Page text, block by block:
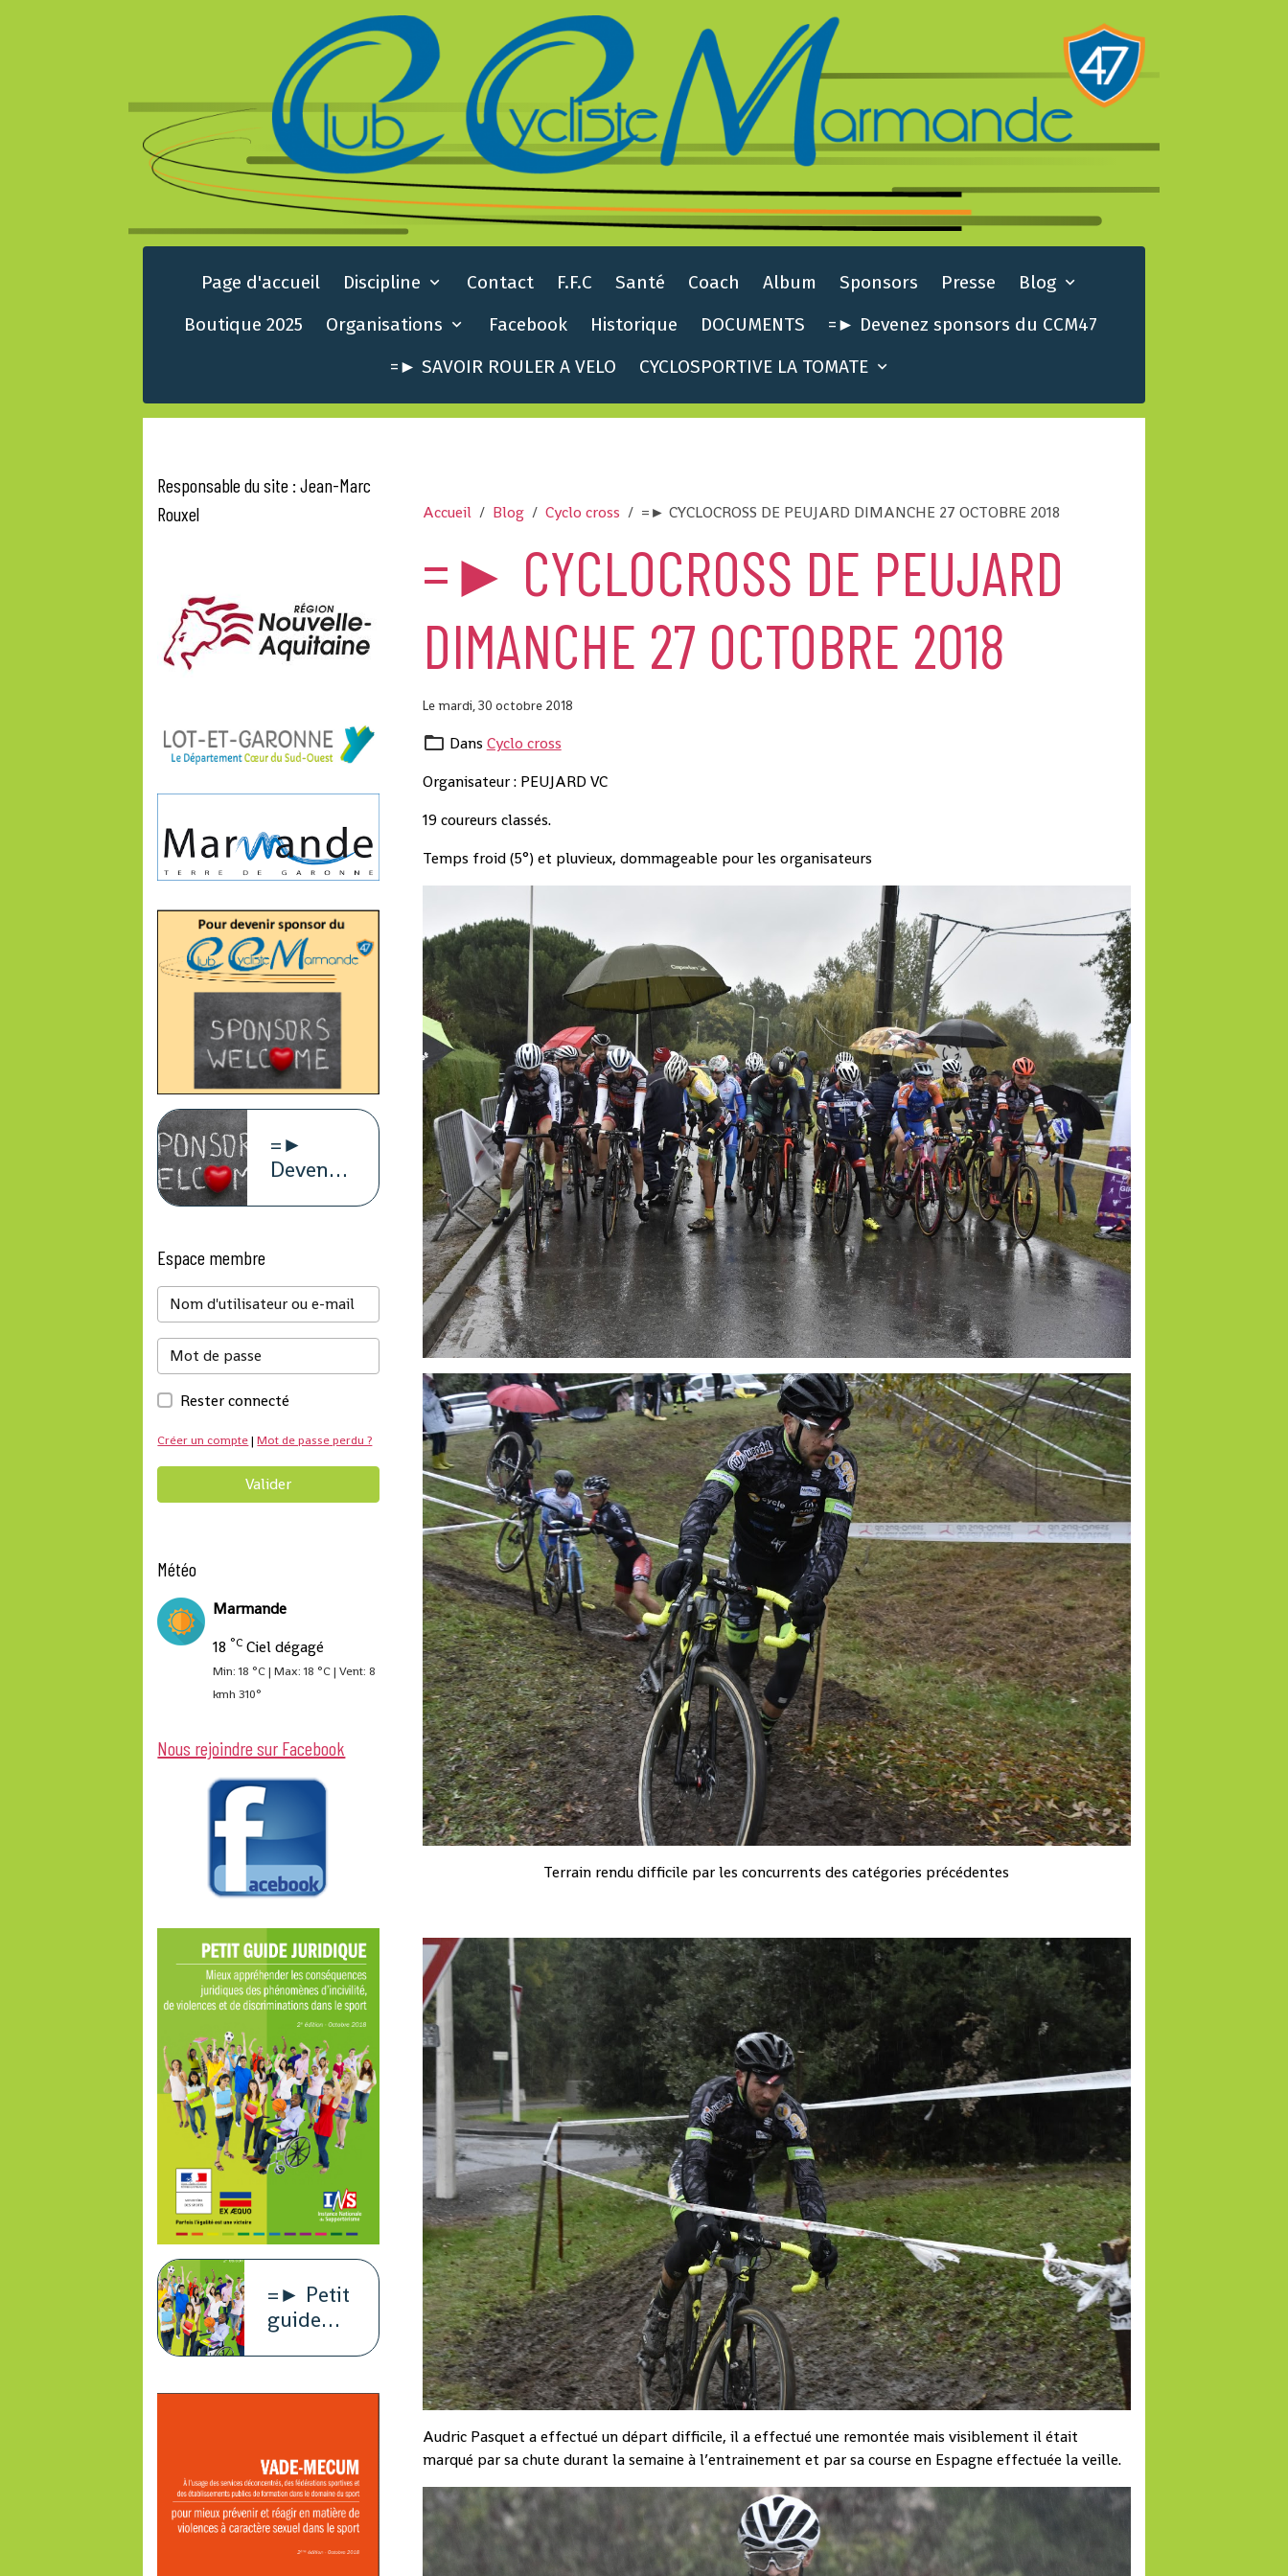
Page d'accueil Discipline Contact F.F.C Santé Coach Album Sponsors Presse
Blog
Boutique 2025
Organisations Facebook Historique DOCUMENTS
=► Devenez sponsors du CCM47
=► SAVOIR ROULER A VELO
CYCLOSPORTIVE LA TOMATE
Accueil Blog Cyclo cross =► CYCLOCROSS DE PEUJARD DIMANCHE 27 OCTOBRE 2018
=► CYCLOCROSS DE PEUJARD
DIMANCHE 27 OCTOBRE 2018
Le mardi, 30 octobre 2018
Dans Cyclo cross
Organisateur : PEUJARD VC
19 coureurs classés.
Temps froid (5°) et pluvieux, dommageable pour les organisateurs
Terrain rendu difficile par les concurrents des catégories précédentes
Audric Pasquet a effectué un départ difficile, il a effectué une remontée mais visiblement il était
marqué par sa chute durant la semaine à l’entrainement et par sa course en Espagne effectuée la veille.
Responsable du site : Jean-Marc
Rouxel
=►
Devenez
Espace membre
Rester connecté
Créer un compte|Mot de passe perdu ?
Valider
Météo
Marmande
18 °C Ciel dégagé
Min: 18 °C | Max: 18 °C | Vent: 8
kmh 310°
Nous rejoindre sur Facebook
=► Petit
guide